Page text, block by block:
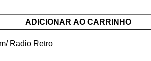
ADICIONAR AO CARRINHO
Radio Retro